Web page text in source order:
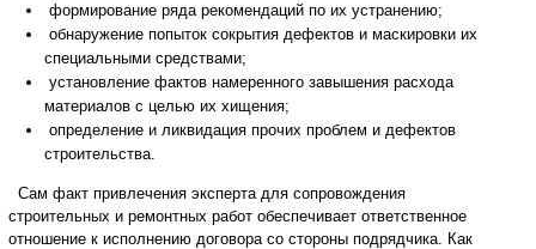
формирование ряда рекомендаций по их устранению;
обнаружение попыток сокрытия дефектов и маскировки их
специальными средствами;
установление фактов намеренного завышения расхода
материалов с целью их хищения;
определение и ликвидация прочих проблем и дефектов
строительства.
Сам факт привлечения эксперта для сопровождения
строительных и ремонтных работ обеспечивает ответственное
отношение к исполнению договора со стороны подрядчика. Как